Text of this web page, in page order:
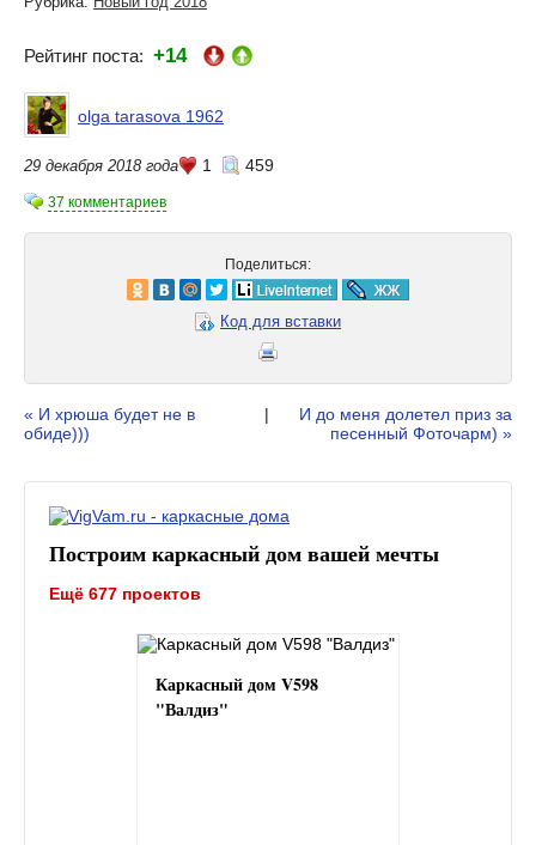
Рейтинг поста: +14
olga tarasova 1962
29 декабря 2018 года 1 459
37 комментариев
Поделиться:
Код для вставки
« И хрюша будет не в
обиде)))
|
И до меня долетел приз за
песенный Фоточарм) »
Построим каркасный дом вашей мечты
Ещё 677 проектов
Каркасный дом V598
"Валдиз"